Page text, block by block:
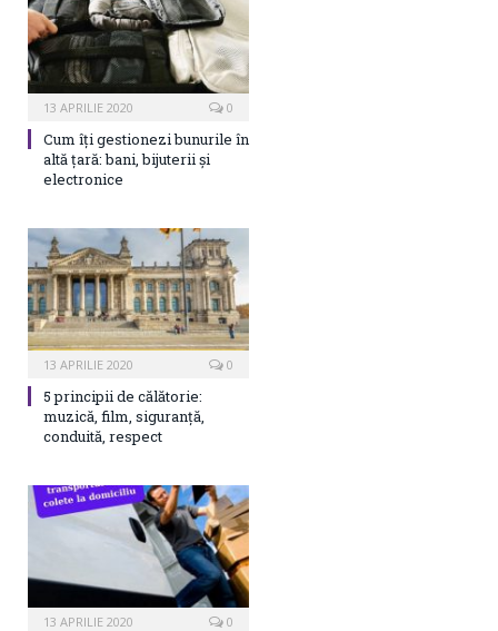
13 APRILIE 2020 0
Cum îți gestionezi bunurile în
altă țară: bani, bijuterii și
electronice
13 APRILIE 2020 0
5 principii de călătorie:
muzică, film, siguranță,
conduită, respect
13 APRILIE 2020 0